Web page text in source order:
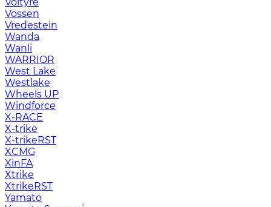
Vossen
Vredestein
Wanda
Wanli
WARRIOR
West Lake
Westlake
Wheels UP
Windforce
X-RACE
X-trike
X-trikeRST
XCMG
XinFA
Xtrike
XtrikeRST
Yamato